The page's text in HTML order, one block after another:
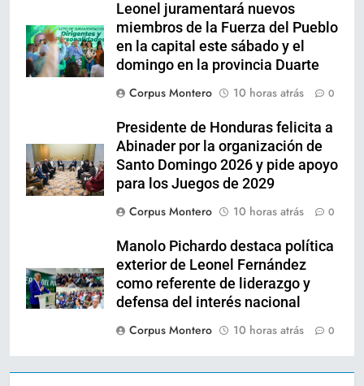
Leonel juramentará nuevos
miembros de la Fuerza del Pueblo
en la capital este sábado y el
domingo en la provincia Duarte
Corpus Montero
10 horas atrás 0
Presidente de Honduras felicita a
Abinader por la organización de
Santo Domingo 2026 y pide apoyo
para los Juegos de 2029
Corpus Montero
10 horas atrás 0
Manolo Pichardo destaca política
exterior de Leonel Fernández
como referente de liderazgo y
defensa del interés nacional
Corpus Montero
10 horas atrás 0